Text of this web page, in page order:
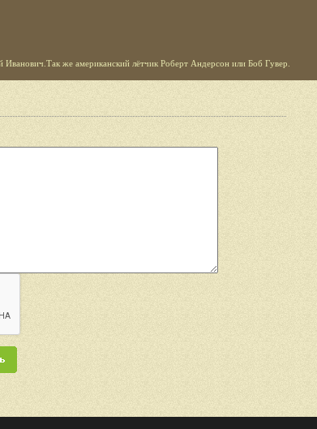
же американский лётчик Роберт Андерсон или Боб Гувер.